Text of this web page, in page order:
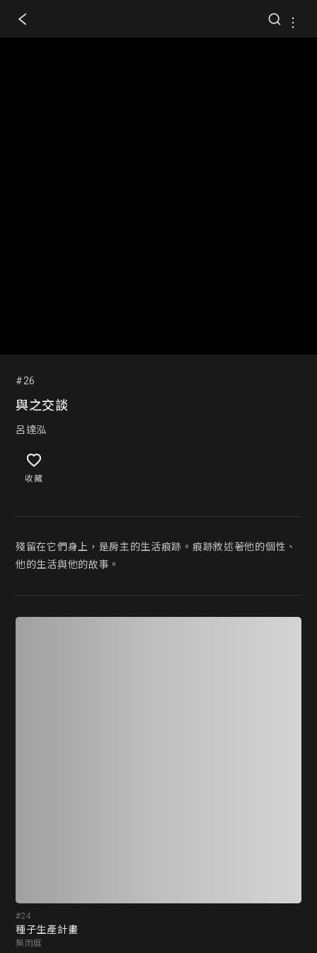
#26
與之交談
呂達泓
收藏
殘留在它們身上，是房主的生活痕跡。痕跡敘述著他的個性、
他的生活與他的故事。
#24
種子生產計畫
吳雨庭